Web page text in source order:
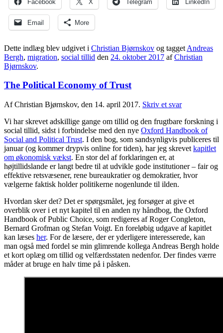
Facebook X Telegram LinkedIn
Email More
Dette indlæg blev udgivet i Christian Bjørnskov og tagget Andreas
Bergh, migration, social tillid den 24. oktober 2017 afChristian
Bjørnskov.
The Political Economy of Trust
Af Christian Bjørnskov, den 14. april 2017. Skriv et svar
Vi har skrevet adskillige gange om tillid og den frugtbare forskning i
social tillid, sidst i forbindelse med den nye Oxford Handbook of
Social and Political Trust. I den bog, som sandsynligvis publiceres til
januar (og kommer drypvis online for tiden), har jeg skrevet kapitlet
om økonomisk vækst. En stor del af forklaringen er, at
højtillidslande er langt bedre til at udvikle gode institutioner – fair og
effektive retsvæsener, rene bureaukratier og demokratier, hvor
vælgerne faktisk holder politikerne nogenlunde til ilden.
Hvordan sker det? Det er spørgsmålet, jeg forsøger at give et
overblik over i et nyt kapitel til en anden ny håndbog, the Oxford
Handbook of Public Choice, som redigeres af Roger Congleton,
Bernard Grofman og Stefan Voigt. En foreløbig udgave af kapitlet
kan læses her. For de læsere, der er yderligere interesserede, kan
man også med fordel se min glimrende kollega Andreas Bergh holde
et kort oplæg om tillid og velfærdsstaten nedenfor. Der findes værre
måder at bruge en halv time på i påsken.